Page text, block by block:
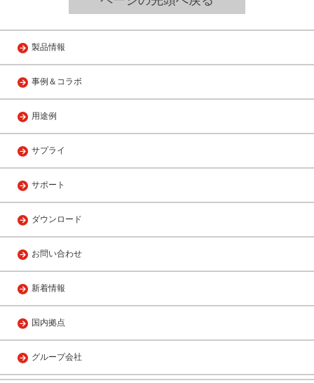
製品情報
事例＆コラボ
用途例
サプライ
サポート
ダウンロード
お問い合わせ
新着情報
国内拠点
グループ会社